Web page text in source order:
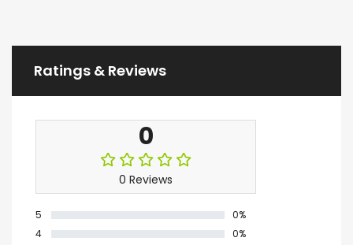
Ratings & Reviews
0
0 Reviews
5
0%
4
0%